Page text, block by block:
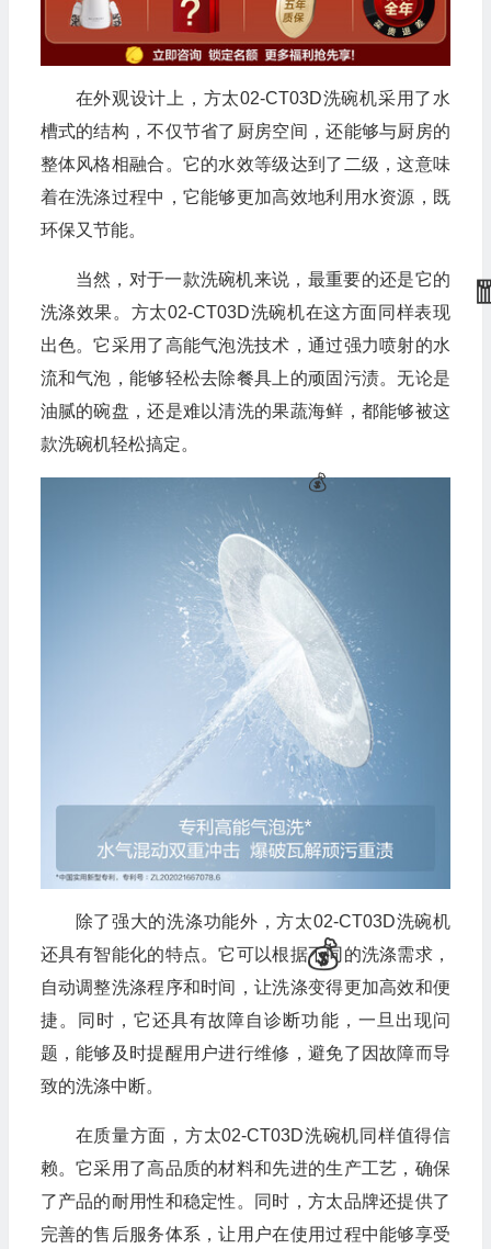
在外观设计上，方太02-CT03D洗碗机采用了水
槽式的结构，不仅节省了厨房空间，还能够与厨房的
整体风格相融合。它的水效等级达到了二级，这意味
着在洗涤过程中，它能够更加高效地利用水资源，既
环保又节能。
当然，对于一款洗碗机来说，最重要的还是它的
洗涤效果。方太02-CT03D洗碗机在这方面同样表现
出色。它采用了高能气泡洗技术，通过强力喷射的水
流和气泡，能够轻松去除餐具上的顽固污渍。无论是
油腻的碗盘，还是难以清洗的果蔬海鲜，都能够被这
款洗碗机轻松搞定。
除了强大的洗涤功能外，方太02-CT03D洗碗机
还具有智能化的特点。它可以根据不同的洗涤需求，
自动调整洗涤程序和时间，让洗涤变得更加高效和便
捷。同时，它还具有故障自诊断功能，一旦出现问
题，能够及时提醒用户进行维修，避免了因故障而导
致的洗涤中断。
在质量方面，方太02-CT03D洗碗机同样值得信
赖。它采用了高品质的材料和先进的生产工艺，确保
了产品的耐用性和稳定性。同时，方太品牌还提供了
完善的售后服务体系，让用户在使用过程中能够享受